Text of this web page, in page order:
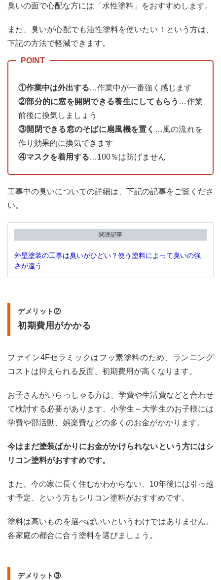
臭いの面で心配な方には「水性塗料」をおすすめします。
また、臭いが心配でも油性塗料を使いたい！という方は、
下記の方法で軽減できます。
①作業中は外出する…作業中が一番強く感じます
②部分的に窓を開閉できる養生にしてもらう …作業
前後に換気しましょう
③開閉できる窓のそばに扇風機を置く …風の流れを
作り効果的に換気できます
④マスクを着用する…100％は防げません
工事中の臭いについての詳細は、下記の記事をご覧くださ
い。
関連記事
外壁塗装の工事は臭いがひどい？使う塗料によって臭いの強
さが違う
デメリット②
初期費用がかかる
ファイン4Fセラミックはフッ素塗料のため、ランニング
コストは抑えられる反面、初期費用が高くなります。
お子さんがいらっしゃる方は、学費や生活費などと合わせ
て検討する必要があります。小学生～大学生のお子様には
学費や部活動、娯楽費などの多くのお金がかかります。
今はまだ塗装ばかりにお金がかけられないという方にはシ
リコン塗料がおすすめです。
また、今の家に長く住むかわからない、10年後には引っ越
す予定、という方もシリコン塗料がおすすめです。
塗料は高いものを選べばいいというわけではありません。
各家庭の都合に合う塗料を選びましょう。
デメリット③